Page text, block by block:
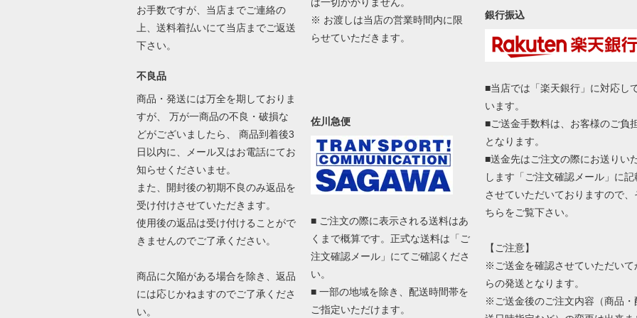
お手数ですが、当店までご連絡の
上、送料着払いにて当店までご返送
下さい。
不良品
商品・発送には万全を期しておりま
すが、 万が一商品の不良・破損な
どがございましたら、 商品到着後3
日以内に、メール又はお電話にてお
知らせくださいませ。
また、開封後の初期不良のみ返品を
受け付けさせていただきます。
使用後の返品は受け付けることがで
きませんのでご了承ください。
商品に欠陥がある場合を除き、返品
には応じかねますのでご了承くださ
い。
※ お渡しは当店の営業時間内に限
らせていただきます。
佐川急便
■ ご注文の際に表示される送料はあ
くまで概算です。正式な送料は「ご
注文確認メール」にてご確認くださ
い。
■ 一部の地域を除き、配送時間帯を
ご指定いただけます。
銀行振込
■当店では「楽天銀行」に対応し
います。
■ご送金手数料は、お客様のご負
となります。
■送金先はご注文の際にお送りい
します「ご注文確認メール」に記
させていただいておりますので、
ちらをご覧下さい。
【ご注意】
※ご送金を確認させていただいて
らの発送となります。
※ご送金後のご注文内容（商品・